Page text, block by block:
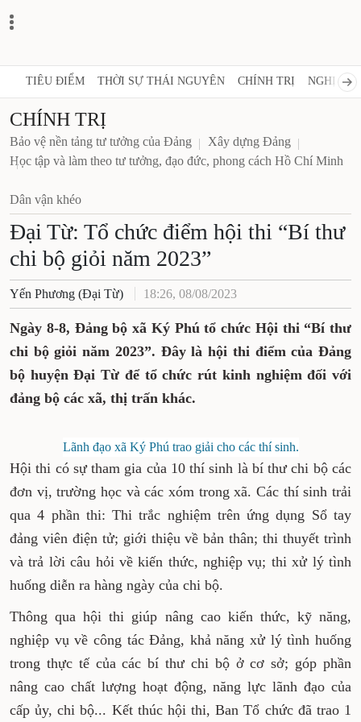
TIÊU ĐIỂM THỜI SỰ THÁI NGUYÊN CHÍNH TRỊ NGHỊ
CHÍNH TRỊ
Bảo vệ nền tảng tư tưởng của Đảng
Xây dựng Đảng
Học tập và làm theo tư tưởng, đạo đức, phong cách Hồ Chí Minh
Dân vận khéo
Đại Từ: Tổ chức điểm hội thi “Bí thư
chi bộ giỏi năm 2023”
Yến Phương (Đại Từ) 18:26, 08/08/2023
Ngày 8-8, Đảng bộ xã Ký Phú tổ chức Hội thi “Bí thư
chi bộ giỏi năm 2023”. Đây là hội thi điểm của Đảng
bộ huyện Đại Từ để tổ chức rút kinh nghiệm đối với
đảng bộ các xã, thị trấn khác.
Lãnh đạo xã Ký Phú trao giải cho các thí sinh.
Hội thi có sự tham gia của 10 thí sinh là bí thư chi bộ các
đơn vị, trường học và các xóm trong xã. Các thí sinh trải
qua 4 phần thi: Thi trắc nghiệm trên ứng dụng Sổ tay
đảng viên điện tử; giới thiệu về bản thân; thi thuyết trình
và trả lời câu hỏi về kiến thức, nghiệp vụ; thi xử lý tình
huống diễn ra hàng ngày của chi bộ.
Thông qua hội thi giúp nâng cao kiến thức, kỹ năng,
nghiệp vụ về công tác Đảng, khả năng xử lý tình huống
trong thực tế của các bí thư chi bộ ở cơ sở; góp phần
nâng cao chất lượng hoạt động, năng lực lãnh đạo của
cấp ủy, chi bộ... Kết thúc hội thi, Ban Tổ chức đã trao 1